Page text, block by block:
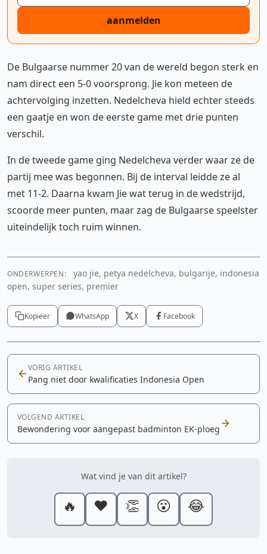
aanmelden
De Bulgaarse nummer 20 van de wereld begon sterk en
nam direct een 5-0 voorsprong. Jie kon meteen de
achtervolging inzetten. Nedelcheva hield echter steeds
een gaatje en won de eerste game met drie punten
verschil.
In de tweede game ging Nedelcheva verder waar ze de
partij mee was begonnen. Bij de interval leidde ze al
met 11-2. Daarna kwam Jie wat terug in de wedstrijd,
scoorde meer punten, maar zag de Bulgaarse speelster
uiteindelijk toch ruim winnen.
ONDERWERPEN:
yao jie, petya nedelcheva, bulgarije, indonesia
open, super series, premier
Kopieer WhatsApp X Facebook
VORIG ARTIKEL
Pang niet door kwalificaties Indonesia Open
VOLGEND ARTIKEL
Bewondering voor aangepast badminton EK-ploeg
Wat vind je van dit artikel?
🔥 ❤️ 👏 😮 😂